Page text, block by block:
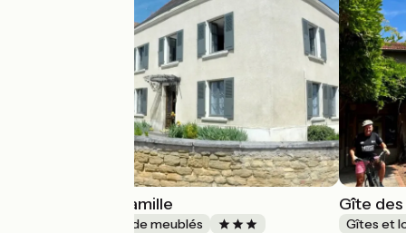
Gîte Esprit de famille
Gîtes et locations de meublés
Gîte
Gîtes et